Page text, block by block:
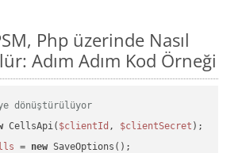
Php üzerinde Nasıl
Adım Adım Kod Örneği
dönüştürülüyor
CellsApi( $clientId , $clientSecret
= new